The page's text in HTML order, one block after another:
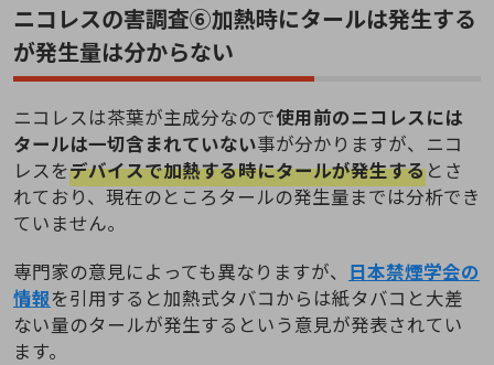
ニコレスの害調査⑥加熱時にタールは発生する
が発生量は分からない
ニコレスは茶葉が主成分なので使用前のニコレスには
タールは一切含まれていない事が分かりますが、ニコ
レスをデバイスで加熱する時にタールが発生するとさ
れており、現在のところタールの発生量までは分析でき
ていません。
専門家の意見によっても異なりますが、 日本禁煙学会の
情報を引用すると加熱式タバコからは紙タバコと大差
ない量のタールが発生するという意見が発表されてい
ます。